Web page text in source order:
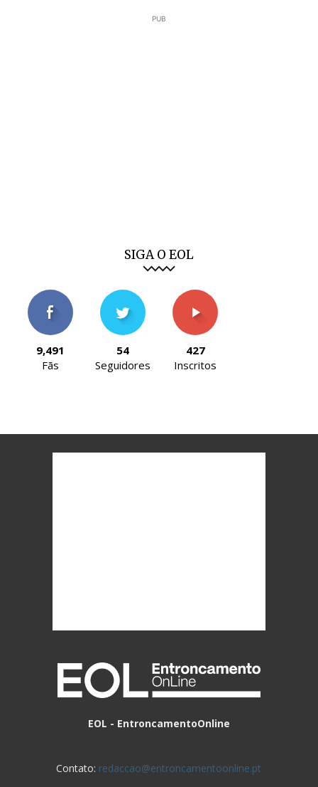
PUB
SIGA O EOL
9,491
Fãs
54
Seguidores
427
Inscritos
EOL - EntroncamentoOnline
Contato: redaccao@entroncamentoonline.pt